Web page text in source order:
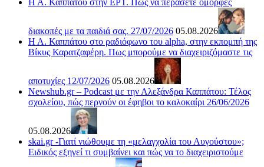
Η Α. Καππάτου στην ΕΡΤ. Πως να περάσετε όμορφες
διακοπές με τα παιδιά σας. 27/07/2026 05.08.2026
Η Α. Καππάτου στο ραδιόφωνο του alpha, στην εκπομπή της
Βίκυς Καρατζαφέρη. Πως μπορούμε να διαχειριζόμαστε τις
αποτυχίες 12/07/2026 05.08.2026
Newshub.gr – Podcast με την Αλεξάνδρα Καππάτου: Τέλος
σχολείου, πώς περνούν οι έφηβοι το καλοκαίρι 26/06/2026
05.08.2026
skai.gr -Γιατί νιώθουμε τη «μελαγχολία του Αυγούστου»;
Ειδικός εξηγεί τι συμβαίνει και πώς να το διαχειριστούμε